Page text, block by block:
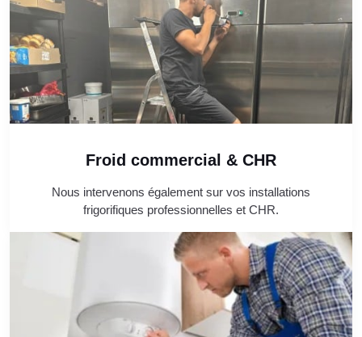
Froid commercial & CHR
Nous intervenons également sur vos installations
frigorifiques professionnelles et CHR.